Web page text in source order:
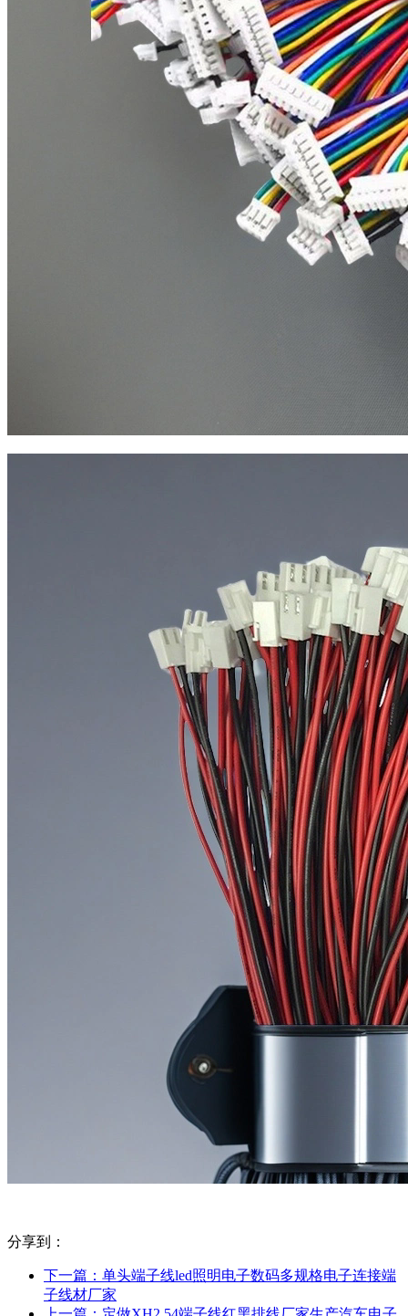
分享到：
下一篇： 单头端子线led照明电子数码多规格电子连接端
子线材厂家